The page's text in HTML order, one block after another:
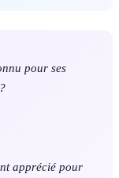
pour ses
apprécié pour